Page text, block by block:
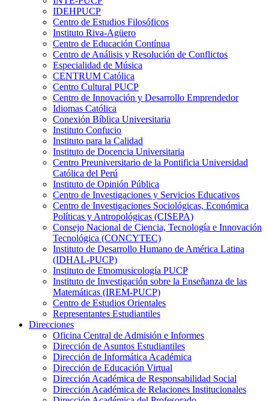
IDEHPUCP
Centro de Estudios Filosóficos
Instituto Riva-Agüero
Centro de Educación Contínua
Centro de Análisis y Resolución de Conflictos
Especialidad de Música
CENTRUM Católica
Centro Cultural PUCP
Centro de Innovación y Desarrollo Emprendedor
Idiomas Católica
Conexión Bíblica Universitaria
Instituto Confucio
Instituto para la Calidad
Instituto de Docencia Universitaria
Centro Preuniversitario de la Pontificia Universidad
Católica del Perú
Instituto de Opinión Pública
Centro de Investigaciones y Servicios Educativos
Centro de Investigaciones Sociológicas, Económica
Políticas y Antropológicas (CISEPA)
Consejo Nacional de Ciencia, Tecnología e Innovación
Tecnológica (CONCYTEC)
Instituto de Desarrollo Humano de América Latina
(IDHAL-PUCP)
Instituto de Etnomusicología PUCP
Instituto de Investigación sobre la Enseñanza de las
Matemáticas (IREM-PUCP)
Centro de Estudios Orientales
Representantes Estudiantiles
Direcciones
Oficina Central de Admisión e Informes
Dirección de Asuntos Estudiantiles
Dirección de Informática Académica
Dirección de Educación Virtual
Dirección Académica de Responsabilidad Social
Dirección Académica de Relaciones Institucionales